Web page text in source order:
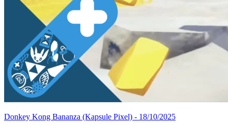
Donkey Kong Bananza (Kapsule Pixel) - 18/10/2025